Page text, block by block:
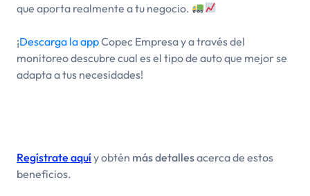
que aporta realmente a tu negocio.
¡Descarga la appCopec Empresa y a través del
monitoreo descubre cual es el tipo de auto que mejor se
adapta a tus necesidades!
Regístrate aquíy obtén más detallesacerca de estos
beneficios.